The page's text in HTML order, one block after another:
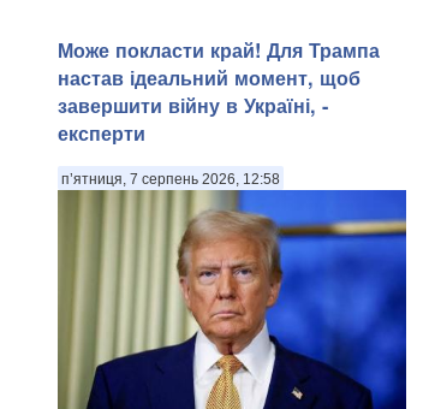
Може покласти край! Для Трампа
настав ідеальний момент, щоб
завершити війну в Україні, -
експерти
п’ятниця, 7 серпень 2026, 12:58